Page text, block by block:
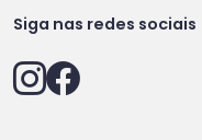
Siga nas redes sociais